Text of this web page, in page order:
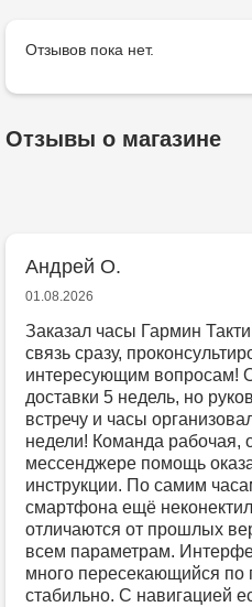
Отзывов пока нет.
Отзывы о магазине
Андрей О.
01.08.2026
Заказал часы Гармин
связь сразу,
интересующим вопросам!
доставки 5 недель, но
встречу и часы
недели! Команда рабочая,
мессенджере помощь
инструкции. По самим
смартфона ещё
отличаются от прошлых
всем параметрам.
много пересекающийся
стабильно. С навигацией